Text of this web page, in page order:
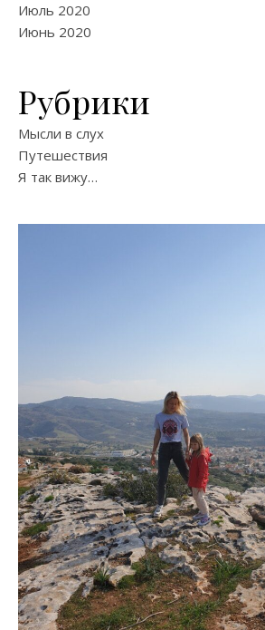
Июль 2020
Июнь 2020
Рубрики
Мысли в слух
Путешествия
Я так вижу…